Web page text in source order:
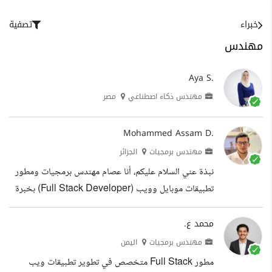
مهندس
خبراء تصفية
Aya S.
مهندس ذكاء اصطناعي مصر
Mohammed Assam D.
مهندس برمجيات الجزائر
نبذة عني السلام عليكم، أنا عصام مهندس برمجيات ومطور
تطبيقات موبايل وويب (Full Stack Developer) بخبرة
أكثر من 4 سنوات في تطوير حلول رقمية متكاملة تساعد
أصحاب المشاريع على تحويل أفكارهم إلى منتجات حقيقية
لتعمل بكفاءة عالية على Android و iOS، مع نشرها بشكل
محمد ع.
مهندس برمجيات اليمن
مطور Full Stack متخصص في تطوير تطبيقات ويب